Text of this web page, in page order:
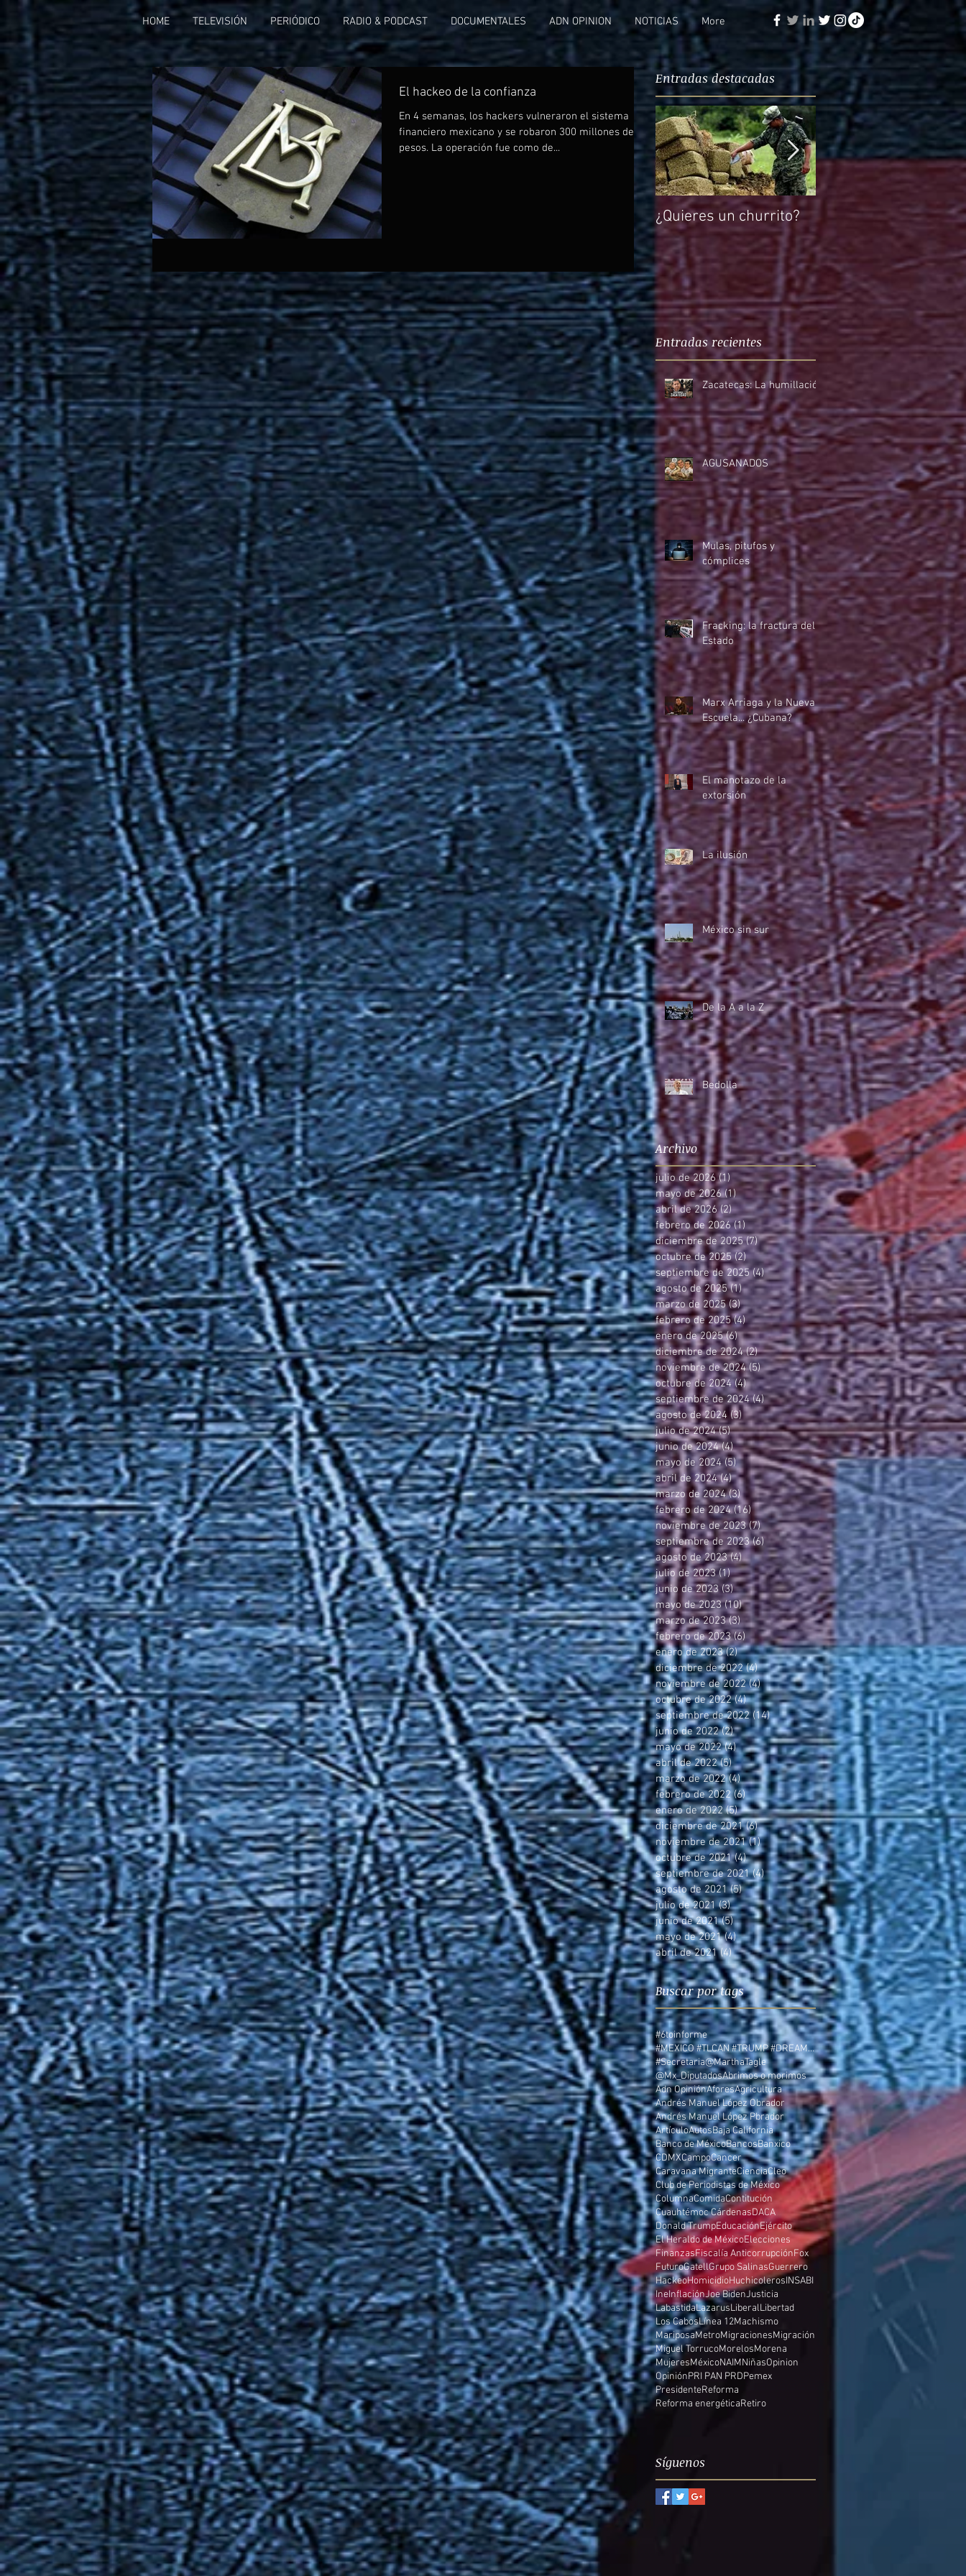
HOME TELEVISIÓN PERIÓDICO RADIO & PODCAST DOCUMENTALES ADN OPINION NOTICIAS More
El hackeo de la confianza
En 4 semanas, los hackers vulneraron el sistema
financiero mexicano y se robaron 300 millones de
pesos. La operación fue como de...
Entradas destacadas
¿Quieres un churrito? El reto de Rocío
Entradas recientes
Zacatecas: La humillación
AGUSANADOS
Mulas, pitufos y
cómplices
Fracking: la fractura del
Estado
Marx Arriaga y la Nueva
Escuela... ¿Cubana?
El manotazo de la
extorsión
La ilusión
México sin sur
De la A a la Z
Bedolla
Archivo
julio de 2026 (1) 1 entrada
mayo de 2026 (1)1 entrada
abril de 2026 (2)2 entradas
febrero de 2026 (1)1 entrada
diciembre de 2025 (7)7 entradas
octubre de 2025 (2)2 entradas
septiembre de 2025 (4)4 entradas
agosto de 2025 (1)1 entrada
marzo de 2025 (3)3 entradas
febrero de 2025 (4)4 entradas
enero de 2025 (6)6 entradas
diciembre de 2024 (2)2 entradas
noviembre de 2024 (5)5 entradas
octubre de 2024 (4)4 entradas
septiembre de 2024 (4)4 entradas
agosto de 2024 (3) 3 entradas
julio de 2024 (5)5 entradas
junio de 2024 (4)4 entradas
mayo de 2024 (5)5 entradas
abril de 2024 (4)4 entradas
marzo de 2024 (3)3 entradas
febrero de 2024 (16)16 entradas
noviembre de 2023 (7)7 entradas
septiembre de 2023 (6)6 entradas
agosto de 2023 (4)4 entradas
julio de 2023 (1)1 entrada
junio de 2023 (3)3 entradas
mayo de 2023 (10)10 entradas
marzo de 2023 (3)3 entradas
febrero de 2023 (6) 6 entradas
enero de 2023 (2)2 entradas
diciembre de 2022 (4)4 entradas
noviembre de 2022 (4)4 entradas
octubre de 2022 (4)4 entradas
septiembre de 2022 (14)14 entradas
junio de 2022 (2)2 entradas
mayo de 2022 (4)4 entradas
abril de 2022 (5)5 entradas
marzo de 2022 (4)4 entradas
febrero de 2022 (6)6 entradas
enero de 2022 (5)5 entradas
diciembre de 2021 (6)6 entradas
noviembre de 2021 (1)1 entrada
octubre de 2021 (4)4 entradas
septiembre de 2021 (4)4 entradas
agosto de 2021 (5)5 entradas
julio de 2021 (3)3 entradas
junio de 2021 (5)5 entradas
mayo de 2021 (4)4 entradas
abril de 2021 (4)4 entradas
Buscar por tags
#6toinforme
#MEXICO #TLCAN #TRUMP #DREAMERS
#Secretaria@MarthaTagle
@Mx_DiputadosAbrimos o morimos
Adn OpiniónAforesAgricultura
Andrés Manuel López Obrador
Andrés Manuel López Pbrador
ArtículoAutosBaja California
Banco de MéxicoBancosBanxico
CDMXCampoCancer
Caravana MigranteCienciaCleo
Club de Periodistas de México
ColumnaComidaContitución
Cuauhtémoc CárdenasDACA
Donald TrumpEducaciónEjército
El Heraldo de MéxicoElecciones
FinanzasFiscalía AnticorrupciónFox
FuturoGatellGrupo SalinasGuerrero
HackeoHomicidioHuchicolerosINSABI
IneInflaciónJoe BidenJusticia
LabastidaLazarusLiberalLibertad
Los CabosLínea 12Machismo
MariposaMetroMigracionesMigración
Miguel TorrucoMorelosMorena
MujeresMéxicoNAIMNiñasOpinion
OpiniónPRI PAN PRDPemex
PresidenteReforma
Reforma energéticaRetiro
Síguenos